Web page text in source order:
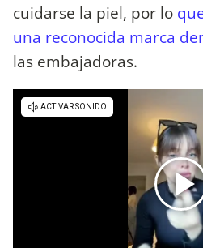
cuidarse la piel, por lo
una reconocida marca
las embajadoras.